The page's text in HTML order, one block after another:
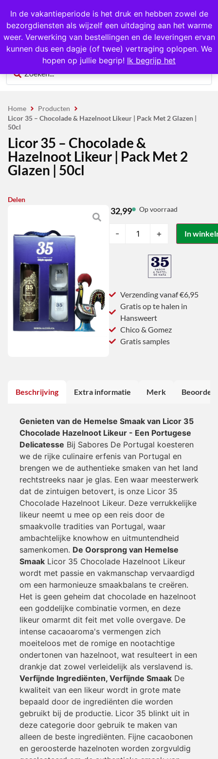
In de vakantieperiode is het druk en hebben zowel de
bezorgdiensten als wijzelf een uitdaging aan het warme
weer. Verwerking van bestellingen en de leveringen ervan
kunnen dus een dagje (of twee) vertraging oplopen. We
hopen op jullie begrip! Ik begrijp het
1000+ producten op voorraad
0
Home
Producten
Licor 35 – Chocolade & Hazelnoot Likeur | Pack Met 2 Glazen |
50cl
Licor 35 – Chocolade &
Hazelnoot Likeur | Pack Met 2
Glazen | 50cl
Delen
32,99 Op voorraad
- + In
Verzending vanaf €6,95
Gratis op te halen in
Hansweert
Chico & Gomez
Gratis samples
Beschrijving Extra informatie Merk
Genieten van de Hemelse Smaak van Licor 35
Chocolade Hazelnoot Likeur - Een Portugese
Delicatesse Bij Sabores De Portugal koesteren
we de rijke culinaire erfenis van Portugal en
brengen we de authentieke smaken van het land
rechtstreeks naar je glas. Een waar meesterwerk
dat de zintuigen betovert, is onze Licor 35
Chocolade Hazelnoot Likeur. Deze verrukkelijke
likeur neemt u mee op een reis door de
smaakvolle tradities van Portugal, waar
ambachtelijke knowhow en uitmuntendheid
samenkomen. De Oorsprong van Hemelse
Smaak Licor 35 Chocolade Hazelnoot Likeur
wordt met passie en vakmanschap vervaardigd
om een harmonieuze smaakbalans te creëren.
Het is geen geheim dat chocolade en hazelnoot
een goddelijke combinatie vormen, en deze
likeur omarmt dit feit met volle overgave. De
intense cacaoaroma's vermengen zich
moeiteloos met de romige en nootachtige
ondertonen van hazelnoot, wat resulteert in een
drankje dat zowel verleidelijk als verslavend is.
Verfijnde Ingrediënten, Verfijnde Smaak De
kwaliteit van een likeur wordt in grote mate
bepaald door de ingrediënten die worden
gebruikt bij de productie. Licor 35 blinkt uit in
deze categorie door gebruik te maken van
alleen de beste ingrediënten. Fijne cacaobonen
en geroosterde hazelnoten worden zorgvuldig